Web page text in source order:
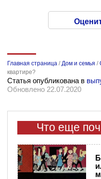
Главная страница /Дом и семья /
квартире?
Статья опубликована в
Обновлено 22.07.2020
Что еще